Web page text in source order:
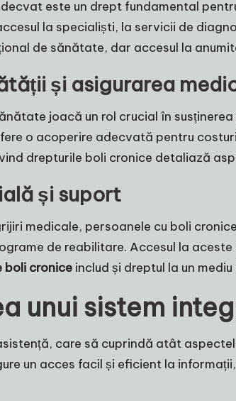
este un drept fundamental
la specialiști, la servicii de
de sănătate, dar accesul la
și asigurarea
joacă un rol crucial în
o acoperire adecvată pentru
drepturile boli cronice detaliază
și suport
medicale, persoanele cu boli
de reabilitare. Accesul la
boli cronice includ și dreptul la un
unui sistem
care să cuprindă atât
un acces facil și eficient la